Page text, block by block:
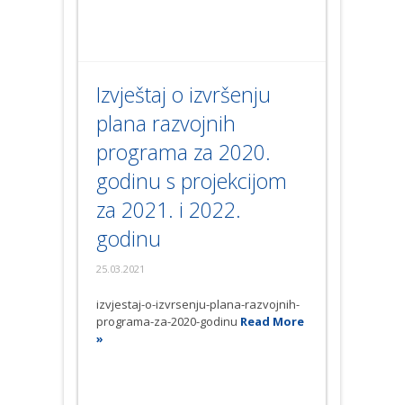
Izvještaj o izvršenju
plana razvojnih
programa za 2020.
godinu s projekcijom
za 2021. i 2022.
godinu
25.03.2021
izvjestaj-o-izvrsenju-plana-razvojnih-
programa-za-2020-godinu Read More
»